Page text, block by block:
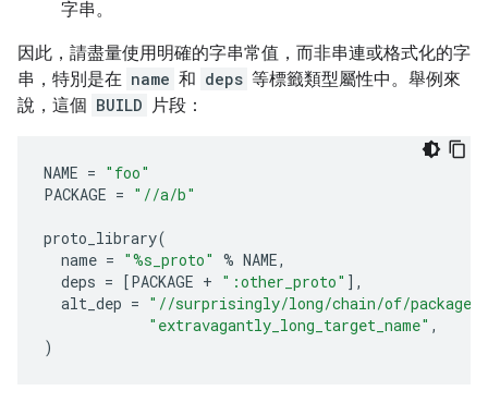
字串。
因此，請盡量使用明確的字串常值，而非串連或格式化的字
串，特別是在 name 和 deps 等標籤類型屬性中。舉例來
說，這個 BUILD 片段：
NAME = "foo"
PACKAGE = "//a/b"
proto_library(
name = "%s_proto" % NAME,
deps = [PACKAGE + ":other_proto" ],
alt_dep = "//surprisingly/long/chain/of/package/
"extravagantly_long_target_name" ,
)